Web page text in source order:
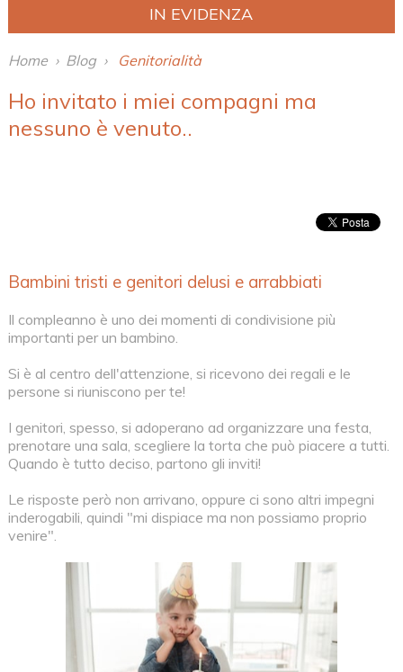
IN EVIDENZA
Home› Blog› Genitorialità
Ho invitato i miei compagni ma
nessuno è venuto..
Bambini tristi e genitori delusi e arrabbiati
Il compleanno è uno dei momenti di condivisione più
importanti per un bambino.
Si è al centro dell'attenzione, si ricevono dei regali e le
persone si riuniscono per te!
I genitori, spesso, si adoperano ad organizzare una festa,
prenotare una sala, scegliere la torta che può piacere a tutti.
Quando è tutto deciso, partono gli inviti!
Le risposte però non arrivano, oppure ci sono altri impegni
inderogabili, quindi "mi dispiace ma non possiamo proprio
venire".